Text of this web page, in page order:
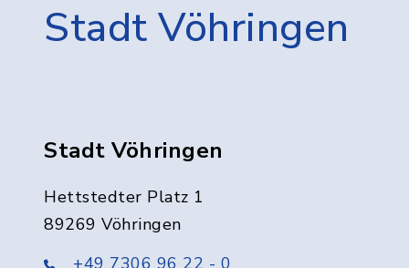
Stadt Vöhringen
Stadt Vöhringen
Hettstedter Platz 1
89269 Vöhringen
+49 7306 96 22 - 0